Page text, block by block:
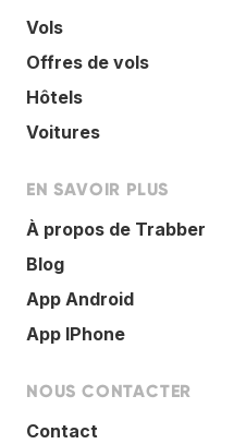
Vols
Offres de vols
Hôtels
Voitures
EN SAVOIR PLUS
À propos de Trabber
Blog
App Android
App IPhone
NOUS CONTACTER
Contact